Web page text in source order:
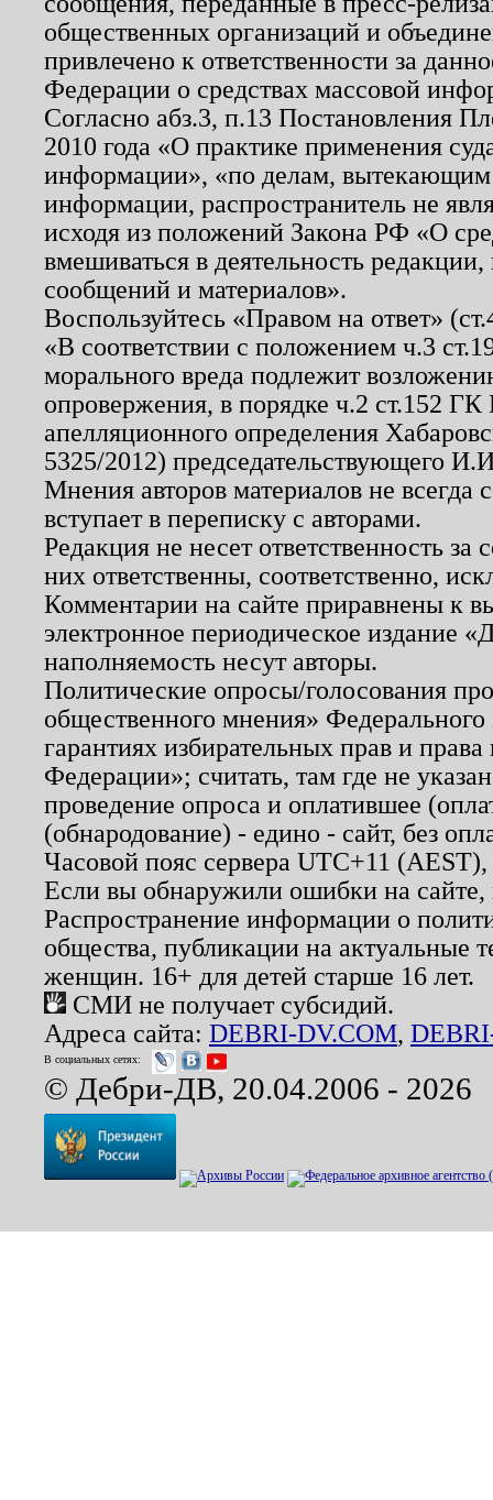
общественных организаций и
привлечено к ответственности за
Федерации о средствах массовой
Согласно абз.3, п.13 Постановления
2010 года «О практике применения
информации», «по делам, вытекающим
информации, распространитель не
исходя из положений Закона РФ «О
вмешиваться в деятельность
сообщений и материалов».
Воспользуйтесь «Правом на ответ»
«В соответствии с положением ч.3
морального вреда подлежит
опровержения, в порядке ч.2 ст.152
апелляционного определения
5325/2012) председательствующего
Мнения авторов материалов не
вступает в переписку с авторами.
Редакция не несет ответственность
них ответственны, соответственно,
Комментарии на сайте приравнены к
электронное периодическое издание
наполняемость несут авторы.
Политические опросы/голосования
общественного мнения»
гарантиях избирательных прав и
Федерации»; считать, там где не
проведение опроса и оплатившее
(обнародование) - едино - сайт, без
Часовой пояс сервера UTC+11
Если вы обнаружили ошибки на
Распространение информации о
общества, публикации на актуальные
женщин. 16+ для детей старше 16 лет.
СМИ не получает субсидий.
Адреса сайта: DEBRI-DV.COM,
В социальных сетях:
© Дебри-ДВ, 20.04.2006 - 2026